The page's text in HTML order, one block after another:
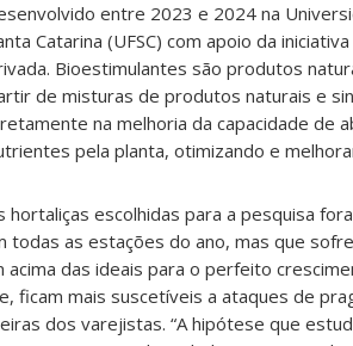
entre 2023 e 2024 na
Catarina (UFSC) com apoio da iniciativa
Bioestimulantes são produtos
de misturas de produtos naturais e
na melhoria da capacidade de
pela planta, otimizando e
hortaliças escolhidas para a pesquisa
as estações do ano, mas que
das ideais para o perfeito
ficam mais suscetíveis a ataques de
dos varejistas. “A hipótese que